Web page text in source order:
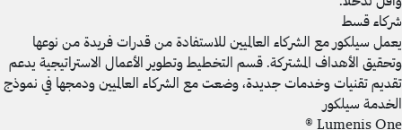
شركاء قسط
يعمل سيلكور مع الشركاء العالميين للاستفادة من قدرات فريدة من نوعها
وتحقيق الأهداف المشتركة. قسم التخطيط وتطوير الأعمال الاستراتيجية يدعم
تقديم تقنيات وخدمات جديدة، وضعت مع الشركاء العالميين ودمجها في نموذج
الخدمة سيلكور
Lumenis One ®